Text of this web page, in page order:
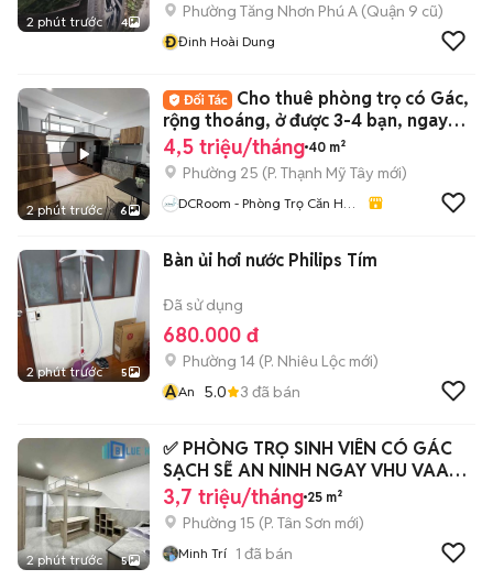
2 phút trước 4
Phường Tăng Nhơn Phú A (Quận 9 cũ)
ĐĐinh Hoài Dung
2 phút trước 6
Cho thuê phòng trọ có Gác,
rộng thoáng, ở được 3-4 bạn, ngay
UTH, FTU,
4,5 triệu/tháng 40 m²
Phường 25 (P. Thạnh Mỹ Tây mới)
DCRoom - Phòng Trọ Căn Hộ
2 phút trước 5
Bàn ủi hơi nước Philips Tím
Đã sử dụng
680.000 đ
Phường 14 (P. Nhiêu Lộc mới)
AAn 5.0 3 đã bán
2 phút trước 5
✅ PHÒNG TRỌ SINH VIÊN CÓ GÁC
SẠCH SẼ AN NINH NGAY VHU VAA
CD Y HUIT
3,7 triệu/tháng 25 m²
Phường 15 (P. Tân Sơn mới)
Minh Trí 1 đã bán